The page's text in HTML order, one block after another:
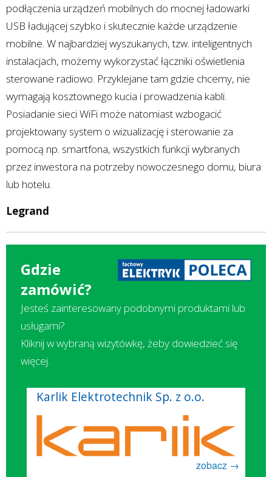
podłączenia urządzeń mobilnych do mocnej ładowarki
USB ładującej szybko i skutecznie każde urządzenie
mobilne. W najbardziej wyszukanych, tzw. inteligentnych
instalacjach, możemy wykorzystać łączniki oświetlenia
sterowane radiowo. Przyklejane tam gdzie chcemy, nie
wymagają kosztownego kucia i prowadzenia kabli.
Posiadanie sieci WiFi może natomiast wzbogacić
projektowany system o wizualizację i sterowanie za
pomocą np. smartfona, wszystkich funkcji wybranych
przez inwestora na potrzeby nowoczesnego domu, biura
lub hotelu.
Legrand
Gdzie
zamówić?
Jesteś zainteresowany podobnymi produktami lub
usługami?
Kliknij w wybraną wizytówkę, żeby dowiedzieć się
więcej.
Karlik Elektrotechnik Sp. z o.o.
zobacz →